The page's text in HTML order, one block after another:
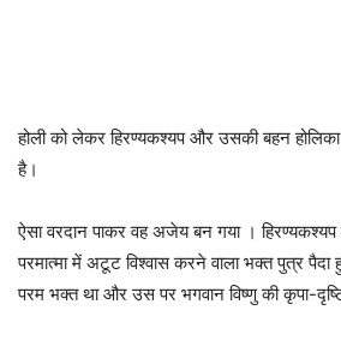
होली को लेकर हिरण्यकश्यप और उसकी बहन
है।
ऐसा वरदान पाकर वह अजेय बन गया ।
परमात्मा में अटूट विश्वास करने वाला भक्त पुत्र पैदा
परम भक्त था और उस पर भगवान विष्णु की कृपा-